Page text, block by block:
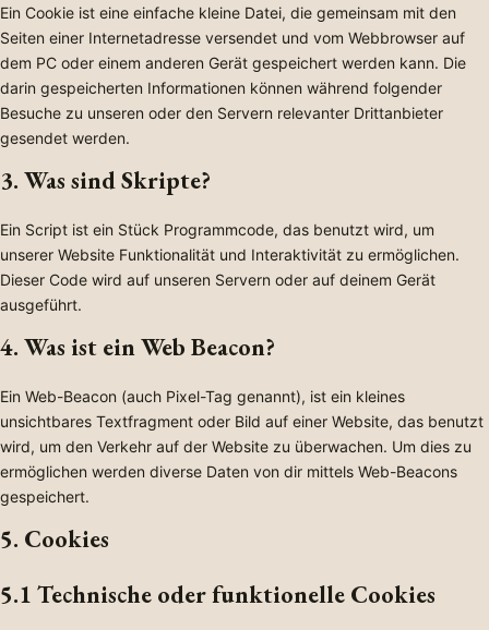
Ein Cookie ist eine einfache kleine Datei, die gemeinsam mit den
Seiten einer Internetadresse versendet und vom Webbrowser auf
dem PC oder einem anderen Gerät gespeichert werden kann. Die
darin gespeicherten Informationen können während folgender
Besuche zu unseren oder den Servern relevanter Drittanbieter
gesendet werden.
3. Was sind Skripte?
Ein Script ist ein Stück Programmcode, das benutzt wird, um
unserer Website Funktionalität und Interaktivität zu ermöglichen.
Dieser Code wird auf unseren Servern oder auf deinem Gerät
ausgeführt.
4. Was ist ein Web Beacon?
Ein Web-Beacon (auch Pixel-Tag genannt), ist ein kleines
unsichtbares Textfragment oder Bild auf einer Website, das benutzt
wird, um den Verkehr auf der Website zu überwachen. Um dies zu
ermöglichen werden diverse Daten von dir mittels Web-Beacons
gespeichert.
5. Cookies
5.1 Technische oder funktionelle Cookies